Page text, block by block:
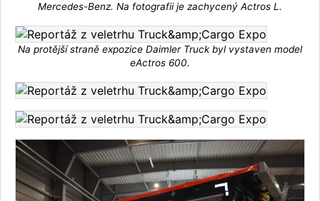
Mercedes-Benz. Na fotografii je zachycený Actros L.
Na protější straně expozice Daimler Truck byl vystaven model
eActros 600.